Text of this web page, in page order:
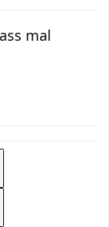
mal